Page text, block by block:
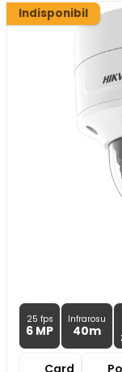
Indisponibil
25 fps
6 MP
Infrarosu
40m
Card